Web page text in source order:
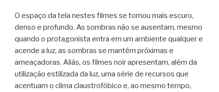
O espaço da tela nestes filmes se tornou mais escuro,
denso e profundo. As sombras não se ausentam, mesmo
quando o protagonista entra em um ambiente qualquer e
acende a luz, as sombras se mantém próximas e
ameaçadoras. Aliás, os filmes noir apresentam, além da
utilização estilizada da luz, uma série de recursos que
acentuam o clima claustrofóbico e, ao mesmo tempo,